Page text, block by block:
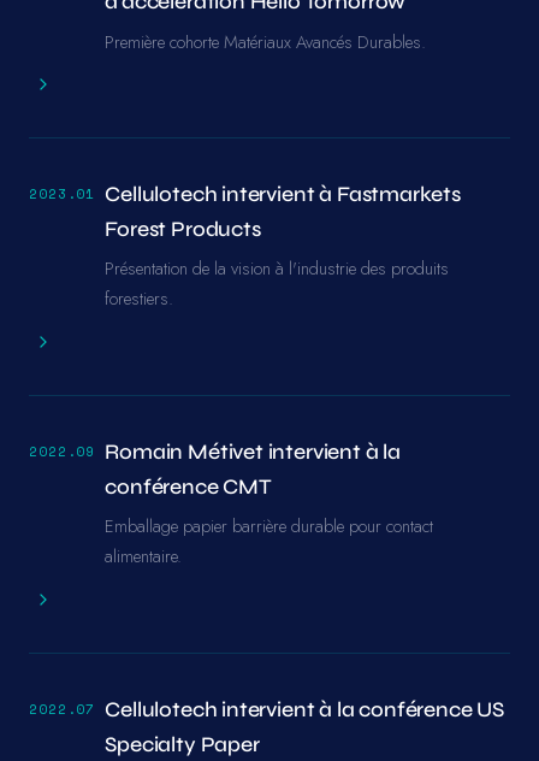
Première cohorte Matériaux Avancés Durables.
2023.01 Cellulotech intervient à Fastmarkets
Forest Products
Présentation de la vision à l'industrie des produits
forestiers.
2022.09
Romain Métivet intervient à la
conférence CMT
Emballage papier barrière durable pour contact
alimentaire.
2022.07
Cellulotech intervient à la conférence US
Specialty Paper